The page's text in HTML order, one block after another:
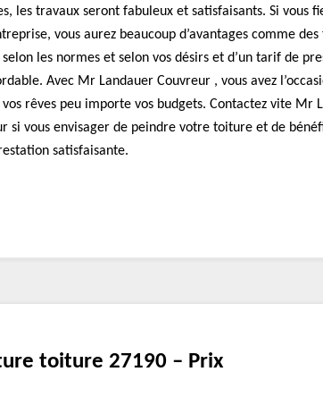
les travaux seront fabuleux et satisfaisants. Si vous
vous aurez beaucoup d’avantages comme
selon les normes et selon vos désirs et d’un tarif de
Avec Mr Landauer Couvreur , vous avez
rêves peu importe vos budgets. Contactez vite Mr
si vous envisager de peindre votre toiture et de
satisfaisante.
toiture 27190 – Prix